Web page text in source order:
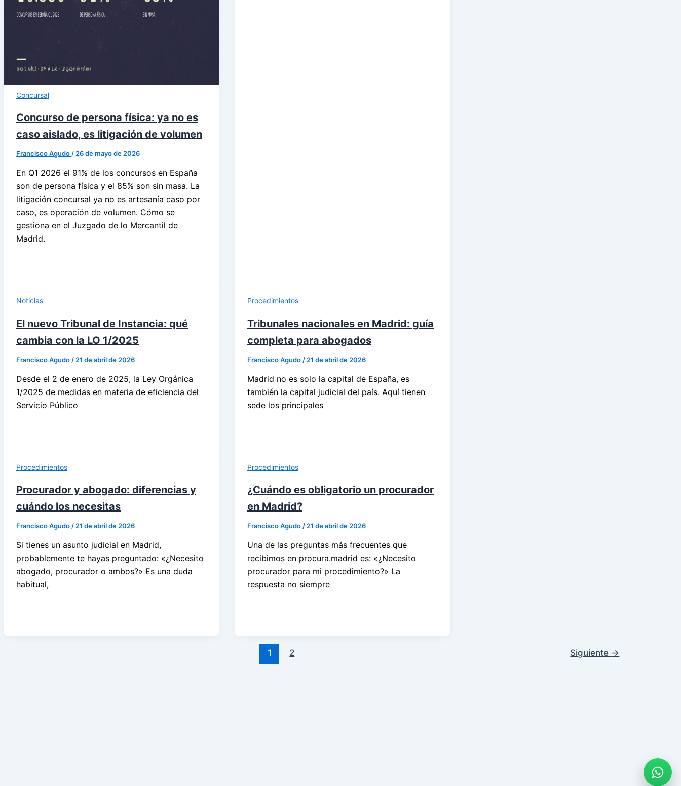
Concursal
Concurso de persona física: ya no es
caso aislado, es litigación de volumen
Francisco Agudo / 26 de mayo de 2026
En Q1 2026 el 91% de los concursos en España
son de persona física y el 85% son sin masa. La
litigación concursal ya no es artesanía caso por
caso, es operación de volumen. Cómo se
gestiona en el Juzgado de lo Mercantil de
Madrid.
Noticias
El nuevo Tribunal de Instancia: qué
cambia con la LO 1/2025
Francisco Agudo / 21 de abril de 2026
Desde el 2 de enero de 2025, la Ley Orgánica
1/2025 de medidas en materia de eficiencia del
Servicio Público
Procedimientos
Tribunales nacionales en Madrid: guía
completa para abogados
Francisco Agudo / 21 de abril de 2026
Madrid no es solo la capital de España, es
también la capital judicial del país. Aquí tienen
sede los principales
Procedimientos
Procurador y abogado: diferencias y
cuándo los necesitas
Francisco Agudo/21 de abril de 2026
Si tienes un asunto judicial en Madrid,
probablemente te hayas preguntado: «¿Necesito
abogado, procurador o ambos?» Es una duda
habitual,
Procedimientos
¿Cuándo es obligatorio un procurador
en Madrid?
Francisco Agudo/21 de abril de 2026
Una de las preguntas más frecuentes que
recibimos en procura.madrid es: «¿Necesito
procurador para mi procedimiento?» La
respuesta no siempre
1 2 Siguiente →